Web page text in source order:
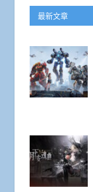
最新文章